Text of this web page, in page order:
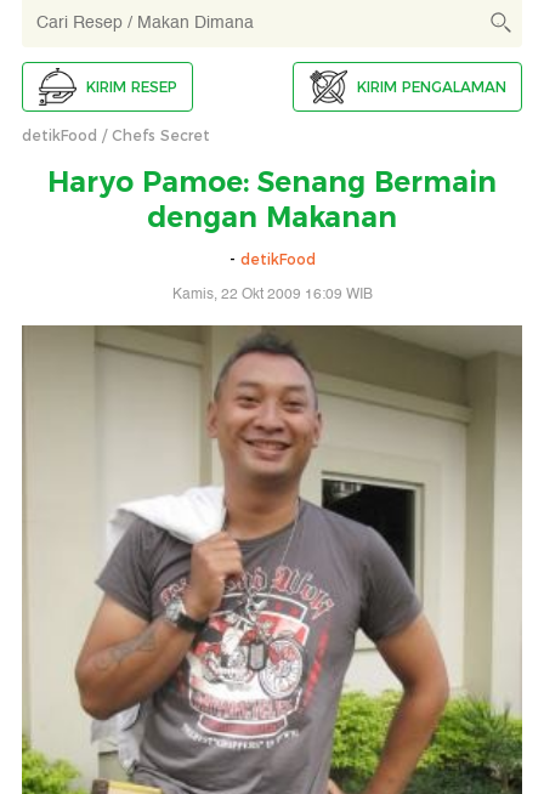
KIRIM RESEP KIRIM PENGALAMAN
detikFood Chefs Secret
Haryo Pamoe: Senang Bermain
dengan Makanan
- detikFood
Kamis, 22 Okt 2009 16:09 WIB